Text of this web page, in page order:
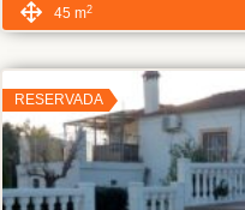
45 m2
RESERVADA